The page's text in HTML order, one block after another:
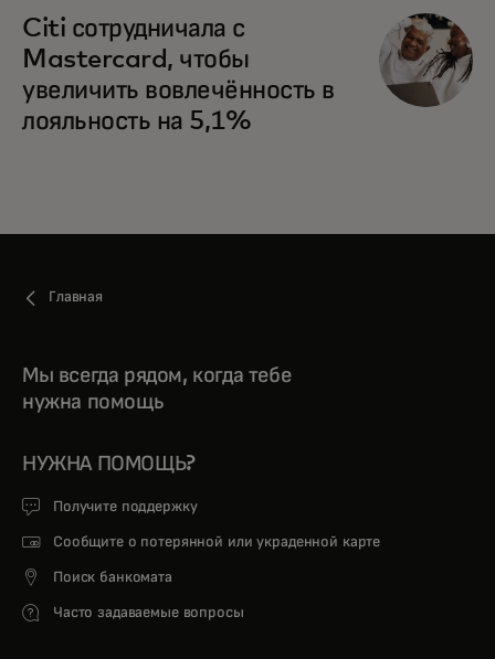
Citi сотрудничала с
Mastercard, чтобы
увеличить вовлечённость в
лояльность на 5,1%
Главная
Мы всегда рядом, когда тебе
нужна помощь
НУЖНА ПОМОЩЬ?
Получите поддержку
Сообщите о потерянной или украденной карте
Поиск банкомата
Часто задаваемые вопросы